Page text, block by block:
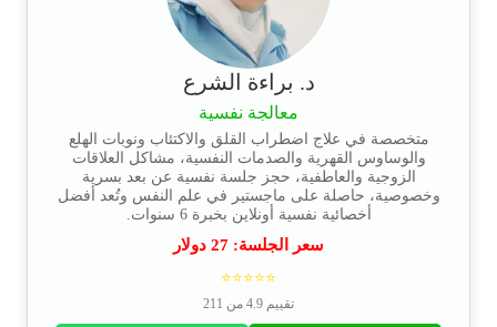
د. براءة الشرع
معالجة نفسية
متخصصة في علاج اضطراب القلق والاكتئاب ونوبات الهلع
والوساوس القهرية والصدمات النفسية، مشاكل العلاقات
الزوجية والعاطفية، حجز جلسة نفسية عن بعد بسرية
وخصوصية، حاصلة على ماجستير في علم النفس وتُعد أفضل
أخصائية نفسية أونلاين بخبرة 6 سنوات.
سعر الجلسة: 27 دولار
⭐⭐⭐⭐⭐
تقييم 4.9 من 211